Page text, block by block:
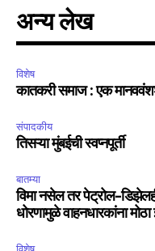
अन्य लेख
विशेष
कातकरी समाज : एक
संपादकीय
तिसऱ्या मुंबईची स्वप्नपूर्ती
बातम्या
विमा नसेल तर पेट्रोल-डिझेलही
धोरणामुळे वाहनधारकांना मोठा